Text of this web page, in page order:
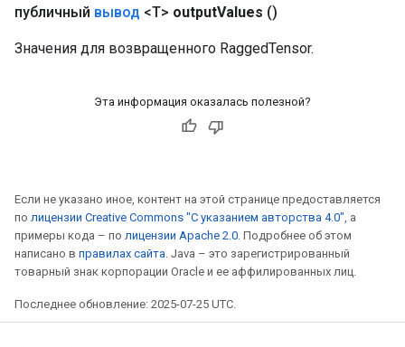
публичный вывод <T> outputValues ​​()
Значения для возвращенного RaggedTensor.
Эта информация оказалась полезной?
Если не указано иное, контент на этой странице предоставляется
по лицензии Creative Commons "С указанием авторства 4.0" , а
примеры кода – по лицензии Apache 2.0 . Подробнее об этом
написано в правилах сайта . Java – это зарегистрированный
товарный знак корпорации Oracle и ее аффилированных лиц.
Последнее обновление: 2025-07-25 UTC.